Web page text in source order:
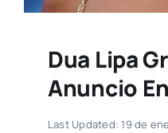
Dua Lipa
Anuncio
Last Updated: 19 de